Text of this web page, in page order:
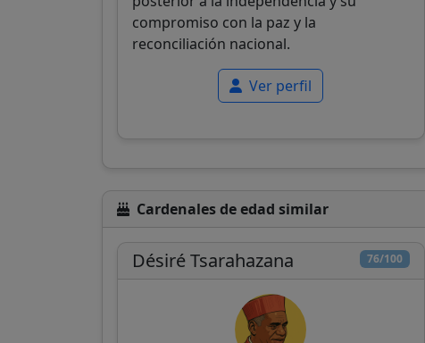
compromiso con la paz y la
reconciliación nacional.
Ver perfil
Cardenales de edad similar
76/100
Désiré Tsarahazana